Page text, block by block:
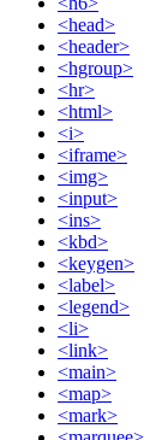
<head>
<header>
<hgroup>
<hr>
<html>
<i>
<iframe>
<img>
<input>
<ins>
<kbd>
<keygen>
<label>
<legend>
<li>
<link>
<main>
<map>
<mark>